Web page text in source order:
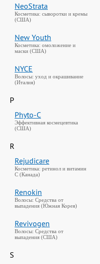
NeoStrata
Косметика: сыворотки и кремы
(США)
New Youth
Косметика: омоложение и
маски (США)
NYCE
Волосы: уход и окрашивание
(Италия)
P
Phyto-C
Эффективная космецевтика
(США)
R
Rejudicare
Косметика: ретинол и витамин
C (Канада)
Renokin
Волосы: Средства от
выпадения (Южная Корея)
Revivogen
Волосы: Средства от
выпадения (США)
S